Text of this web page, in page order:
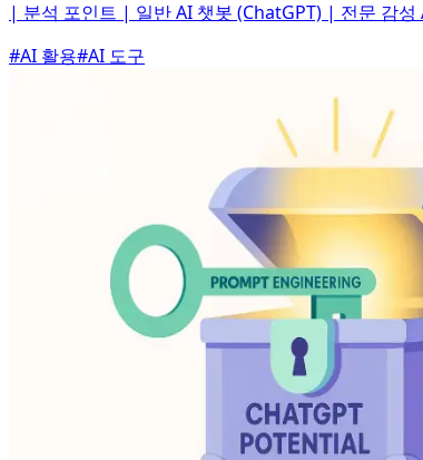
| 분석 포인트 | 일반 AI 챗봇 (ChatGPT) | 전문 감
#AI 활용#AI 도구